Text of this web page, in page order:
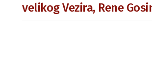
velikog Vezira, Rene